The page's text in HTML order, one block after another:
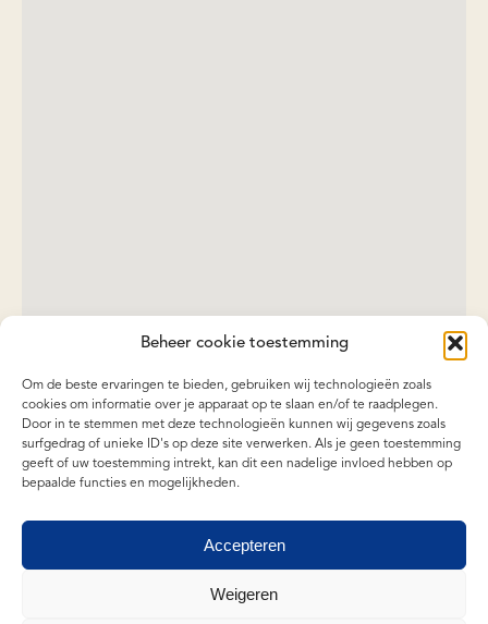
Beheer cookie toestemming
Om de beste ervaringen te bieden, gebruiken wij technologieën zoals
cookies om informatie over je apparaat op te slaan en/of te raadplegen.
Door in te stemmen met deze technologieën kunnen wij gegevens zoals
surfgedrag of unieke ID's op deze site verwerken. Als je geen toestemming
geeft of uw toestemming intrekt, kan dit een nadelige invloed hebben op
bepaalde functies en mogelijkheden.
Accepteren
Weigeren